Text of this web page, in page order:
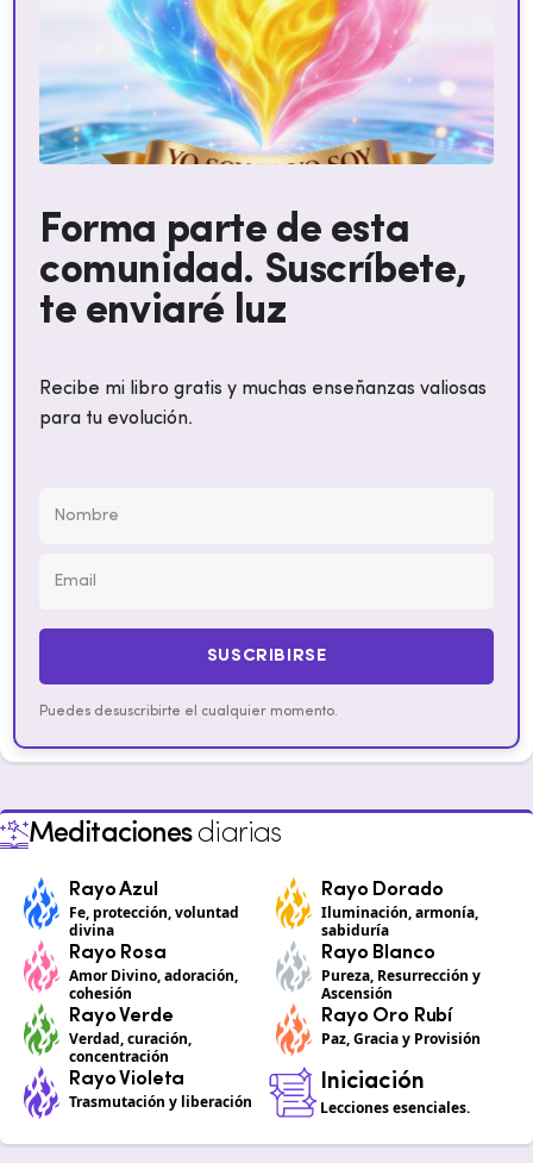
Forma parte de esta
comunidad. Suscríbete,
te enviaré luz
Recibe mi libro gratis y muchas enseñanzas valiosas
para tu evolución.
SUSCRIBIRSE
Puedes desuscribirte el cualquier momento.
Meditacionesdiarias
Rayo Azul
Fe, protección, voluntad
divina
Rayo Dorado
Iluminación, armonía,
sabiduría
Rayo Rosa
Amor Divino, adoración,
cohesión
Rayo Blanco
Pureza, Resurrección y
Ascensión
Rayo Verde
Verdad, curación,
concentración
Rayo Oro Rubí
Paz, Gracia y Provisión
Rayo Violeta
Trasmutación y liberación
Iniciación
Lecciones esenciales.